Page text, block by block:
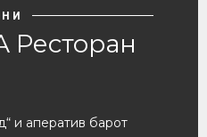
Ресторан
и аператив барот